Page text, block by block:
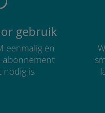
gebruik
eenmalig en
abonnement
nodig is